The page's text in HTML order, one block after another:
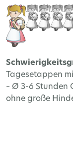
Tagesetappen
– Ø 3-6 Stunden
ohne große